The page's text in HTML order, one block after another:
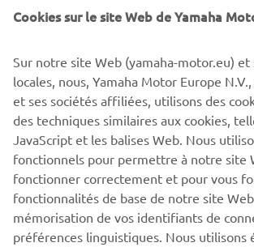
EN SAVOIR PLUS
Cookies sur le site Web de Yamaha
Sur notre site Web (yamaha-motor.eu) et
locales, nous, Yamaha Motor Europe
et ses sociétés affiliées, utilisons des
des techniques similaires aux cookies,
JavaScript et les balises Web. Nous
fonctionnels pour permettre à notre site
fonctionner correctement et pour vous
fonctionnalités de base de notre site
mémorisation de vos identifiants de
préférences linguistiques. Nous utilisons